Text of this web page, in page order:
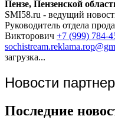
Пензе, Пензенской
SMI58.ru - ведущий
Руководитель отдела
Викторович +7 (999) 784-
загрузка...
Новости
Последние